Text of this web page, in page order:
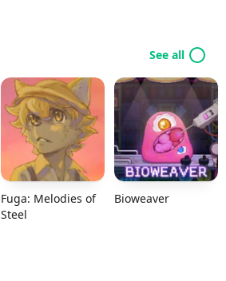
See all
Fuga: Melodies of
Steel
Bioweaver